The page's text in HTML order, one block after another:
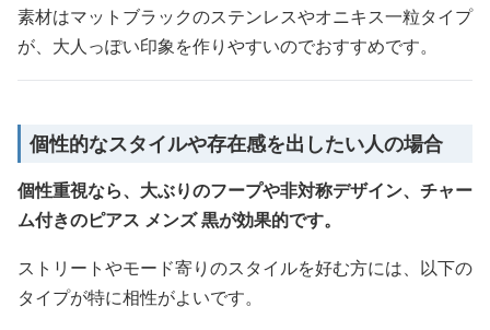
素材はマットブラックのステンレスやオニキス一粒タイプ
が、大人っぽい印象を作りやすいのでおすすめです。
個性的なスタイルや存在感を出したい人の場合
個性重視なら、大ぶりのフープや非対称デザイン、チャー
ム付きのピアス メンズ 黒が効果的です。
ストリートやモード寄りのスタイルを好む方には、以下の
タイプが特に相性がよいです。